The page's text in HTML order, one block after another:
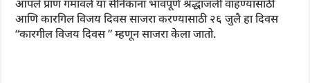
आपले प्राण गमावले या सैनिकांना भावपूर्ण श्रद्धांजली वाहण्यासाठी
आणि कारगिल विजय दिवस साजरा करण्यासाठी २६ जुलै हा दिवस
“कारगील विजय दिवस ” म्हणून साजरा केला जातो.